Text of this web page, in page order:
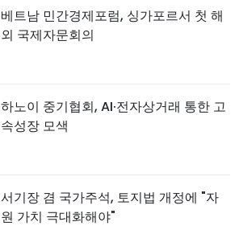
베트남 민간경제포럼, 싱가포르서 첫 해
외 국제자문회의
하노이 중기협회, AI·전자상거래 통한 고
속성장 모색
서기장 겸 국가주석, 토지법 개정에 "자
원 가치 극대화해야"